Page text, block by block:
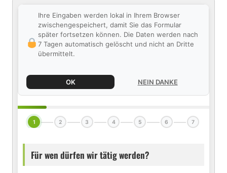
Ihre Eingaben werden lokal in Ihrem Browser
zwischengespeichert, damit Sie das Formular
später fortsetzen können. Die Daten werden nach
7 Tagen automatisch gelöscht und nicht an Dritte
übermittelt.
OK NEIN DANKE
1 2 3 4 5 6 7
Für wen dürfen wir tätig werden?